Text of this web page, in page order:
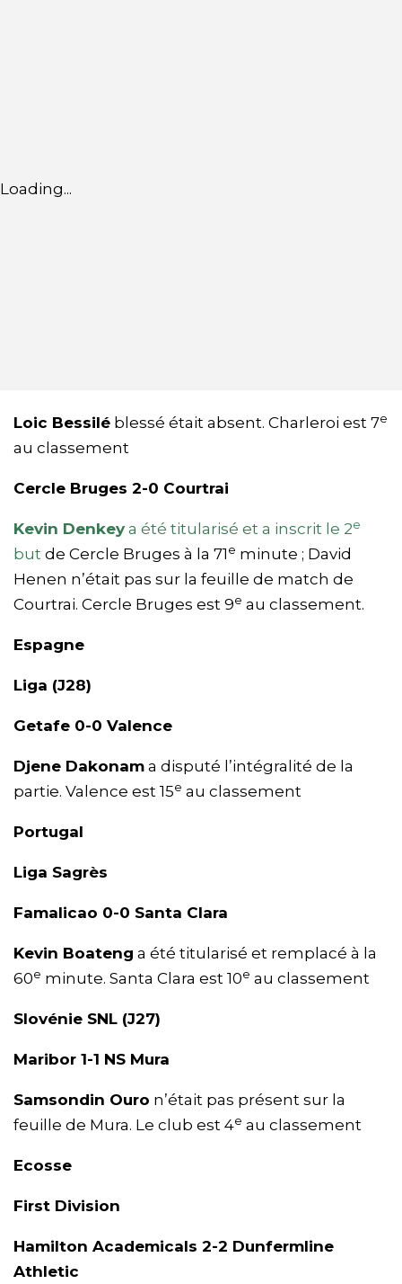
Loading...
Loic Bessilé blessé était absent. Charleroi est 7e
au classement
Cercle Bruges 2-0 Courtrai
Kevin Denkey a été titularisé et a inscrit le 2e
but de Cercle Bruges à la 71 e minute ; David
Henen n’était pas sur la feuille de match de
Courtrai. Cercle Bruges est 9e au classement.
Espagne
Liga (J28)
Getafe 0-0 Valence
Djene Dakonam a disputé l’intégralité de la
partie. Valence est 15e au classement
Portugal
Liga Sagrès
Famalicao 0-0 Santa Clara
Kevin Boateng a été titularisé et remplacé à la
60e minute. Santa Clara est 10e au classement
Slovénie SNL (J27)
Maribor 1-1 NS Mura
Samsondin Ouro n’était pas présent sur la
feuille de Mura. Le club est 4e au classement
Ecosse
First Division
Hamilton Academicals 2-2 Dunfermline
Athletic